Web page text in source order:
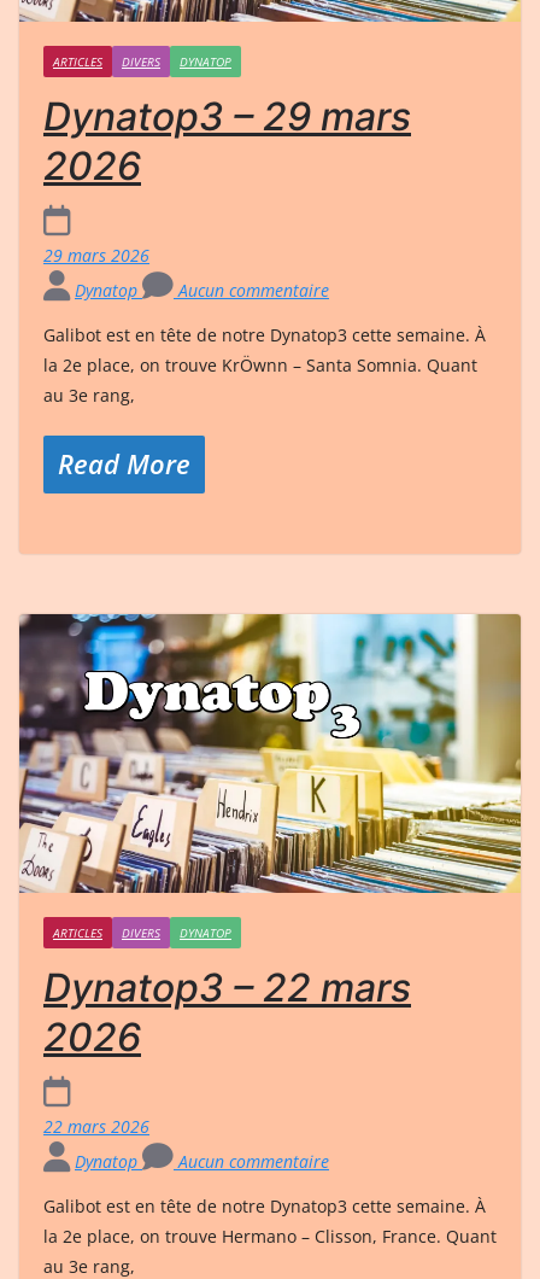
ARTICLES DIVERS DYNATOP
Dynatop3 – 29 mars
2026
29 mars 2026
Dynatop
Aucun commentaire
Galibot est en tête de notre Dynatop3 cette semaine. À
la 2e place, on trouve KrÖwnn – Santa Somnia. Quant
au 3e rang,
Read More
ARTICLES DIVERS DYNATOP
Dynatop3 – 22 mars
2026
22 mars 2026
Dynatop
Aucun commentaire
Galibot est en tête de notre Dynatop3 cette semaine. À
la 2e place, on trouve Hermano – Clisson, France. Quant
au 3e rang,